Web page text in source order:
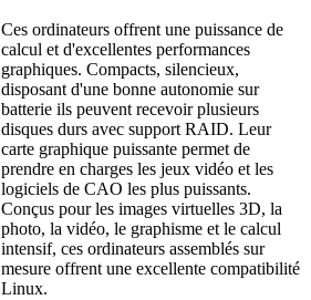
Ces ordinateurs offrent une puissance de
calcul et d'excellentes performances
graphiques. Compacts, silencieux,
disposant d'une bonne autonomie sur
batterie ils peuvent recevoir plusieurs
disques durs avec support RAID. Leur
carte graphique puissante permet de
prendre en charges les jeux vidéo et les
logiciels de CAO les plus puissants.
Conçus pour les images virtuelles 3D, la
photo, la vidéo, le graphisme et le calcul
intensif, ces ordinateurs assemblés sur
mesure offrent une excellente compatibilité
Linux.